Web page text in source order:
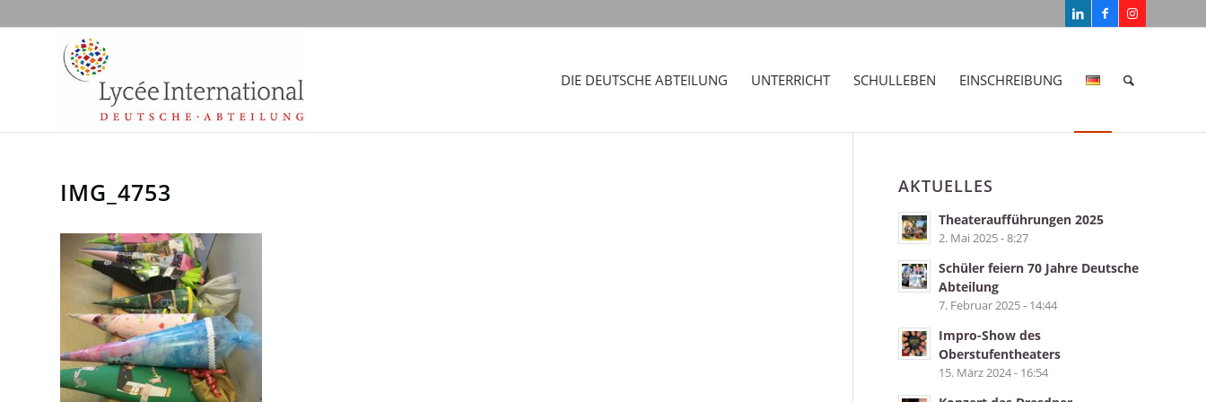
DIE DEUTSCHE ABTEILUNG UNTERRICHT SCHULLEBEN EINSCHREIBUNG
IMG_4753 AKTUELLES
Theateraufführungen 2025
2. Mai 2025 - 8:27
Schüler feiern 70 Jahre Deutsche
Abteilung
7. Februar 2025 - 14:44
Impro-Show des
Oberstufentheaters
15. März 2024 - 16:54